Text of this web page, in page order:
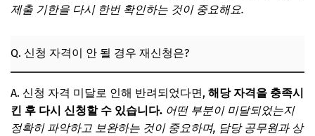
제출 기한을 다시 한번 확인하는 것이 중요해요.
Q. 신청 자격이 안 될 경우 재신청은?
A. 신청 자격 미달로 인해 반려되었다면, 해당 자격을 충족시
킨 후 다시 신청할 수 있습니다. 어떤 부분이 미달되었는지
정확히 파악하고 보완하는 것이 중요하며, 담당 공무원과 상